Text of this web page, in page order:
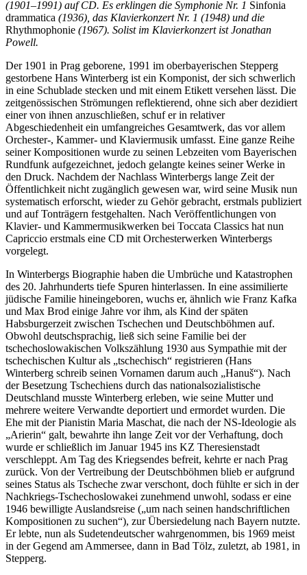
(1901–1991) auf CD. Es erklingen die Symphonie Nr. 1 Sinfonia
drammatica (1936), das Klavierkonzert Nr. 1 (1948) und die
Rhythmophonie (1967). Solist im Klavierkonzert ist Jonathan
Powell.
Der 1901 in Prag geborene, 1991 im oberbayerischen Stepperg
gestorbene Hans Winterberg ist ein Komponist, der sich schwerlich
in eine Schublade stecken und mit einem Etikett versehen lässt. Die
zeitgenössischen Strömungen reflektierend, ohne sich aber dezidiert
einer von ihnen anzuschließen, schuf er in relativer
Abgeschiedenheit ein umfangreiches Gesamtwerk, das vor allem
Orchester-, Kammer- und Klaviermusik umfasst. Eine ganze Reihe
seiner Kompositionen wurde zu seinen Lebzeiten vom Bayerischen
Rundfunk aufgezeichnet, jedoch gelangte keines seiner Werke in
den Druck. Nachdem der Nachlass Winterbergs lange Zeit der
Öffentlichkeit nicht zugänglich gewesen war, wird seine Musik nun
systematisch erforscht, wieder zu Gehör gebracht, erstmals publiziert
und auf Tonträgern festgehalten. Nach Veröffentlichungen von
Klavier- und Kammermusikwerken bei Toccata Classics hat nun
Capriccio erstmals eine CD mit Orchesterwerken Winterbergs
vorgelegt.
In Winterbergs Biographie haben die Umbrüche und Katastrophen
des 20. Jahrhunderts tiefe Spuren hinterlassen. In eine assimilierte
jüdische Familie hineingeboren, wuchs er, ähnlich wie Franz Kafka
und Max Brod einige Jahre vor ihm, als Kind der späten
Habsburgerzeit zwischen Tschechen und Deutschböhmen auf.
Obwohl deutschsprachig, ließ sich seine Familie bei der
tschechoslowakischen Volkszählung 1930 aus Sympathie mit der
tschechischen Kultur als „tschechisch“ registrieren (Hans
Winterberg schreib seinen Vornamen darum auch „Hanuš“). Nach
der Besetzung Tschechiens durch das nationalsozialistische
Deutschland musste Winterberg erleben, wie seine Mutter und
mehrere weitere Verwandte deportiert und ermordet wurden. Die
Ehe mit der Pianistin Maria Maschat, die nach der NS-Ideologie als
„Arierin“ galt, bewahrte ihn lange Zeit vor der Verhaftung, doch
wurde er schließlich im Januar 1945 ins KZ Theresienstadt
verschleppt. Am Tag des Kriegsendes befreit, kehrte er nach Prag
zurück. Von der Vertreibung der Deutschböhmen blieb er aufgrund
seines Status als Tscheche zwar verschont, doch fühlte er sich in der
Nachkriegs-Tschechoslowakei zunehmend unwohl, sodass er eine
1946 bewilligte Auslandsreise („um nach seinen handschriftlichen
Kompositionen zu suchen“), zur Übersiedelung nach Bayern nutzte.
Er lebte, nun als Sudetendeutscher wahrgenommen, bis 1969 meist
in der Gegend am Ammersee, dann in Bad Tölz, zuletzt, ab 1981, in
Stepperg.